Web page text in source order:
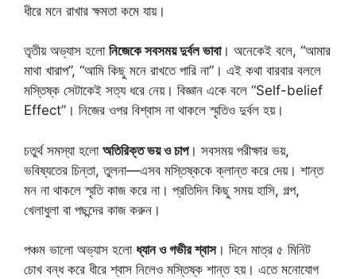
ধীরে মনে রাখার ক্ষমতা কমে যায়।
তৃতীয় অভ্যাস হলো নিজেকে সবসময় দুর্বল ভাবা। অনেকেই বলে, “আমার
মাথা খারাপ”, “আমি কিছু মনে রাখতে পারি না”। এই কথা বারবার বললে
মস্তিষ্ক সেটাকেই সত্য ধরে নেয়। বিজ্ঞান একে বলে “Self-belief
Effect”। নিজের ওপর বিশ্বাস না থাকলে স্মৃতিও দুর্বল হয়।
চতুর্থ সমস্যা হলো অতিরিক্ত ভয় ও চাপ। সবসময় পরীক্ষার ভয়,
ভবিষ্যতের চিন্তা, তুলনা—এসব মস্তিষ্ককে ক্লান্ত করে দেয়। শান্ত
মন না থাকলে স্মৃতি কাজ করে না। প্রতিদিন কিছু সময় হাসি, গল্প,
খেলাধুলা বা পছন্দের কাজ করুন।
পঞ্চম ভালো অভ্যাস হলো ধ্যান ও গভীর শ্বাস। দিনে মাত্র ৫ মিনিট
চোখ বন্ধ করে ধীরে শ্বাস নিলেও মস্তিষ্ক শান্ত হয়। এতে মনোযোগ